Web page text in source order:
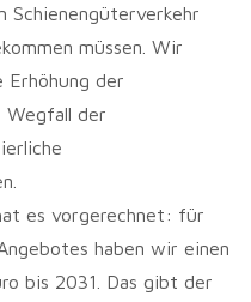
Schienengüterverkehr
müssen. Wir
der
Wegfall der
es vorgerechnet: für
haben wir einen
bis 2031. Das gibt der